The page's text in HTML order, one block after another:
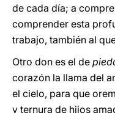
de cada día; a
comprender esta
trabajo, también al
Otro don es el de
corazón la llama del
el cielo, para que
y ternura de hijos